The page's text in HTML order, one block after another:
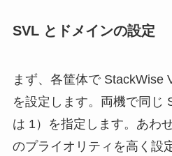
SVL とドメインの設定
まず、各筐体で StackWise
を設定します。両機で同じ
は 1）を指定します。あわ
のプライオリティを高く設